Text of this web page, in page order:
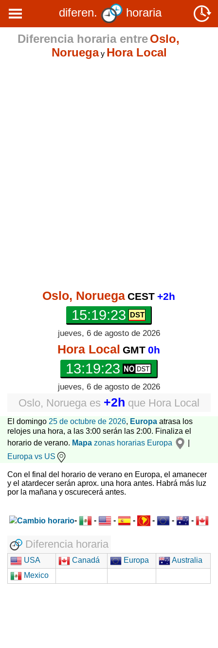
diferen.
horaria
Diferencia horaria entre Oslo,
Noruegay Hora Local
Oslo, Noruega CEST +2h
15:19:23
jueves, 6 de agosto de 2026
Hora Local GMT 0h
13:19:23
jueves, 6 de agosto de 2026
Oslo, Noruega es +2h que Hora Local
El domingo 25 de octubre de 2026, Europa atrasa los
relojes una hora, a las 3:00 serán las 2:00. Finaliza el
horario de verano. Mapa zonas horarias Europa
Europa vs US
Con el final del horario de verano en Europa, el amanecer
y el atardecer serán aprox. una hora antes. Habrá más luz
por la mañana y oscurecerá antes.
- - - - - - -
Diferencia horaria
USA Canadá Europa
Australia
Mexico